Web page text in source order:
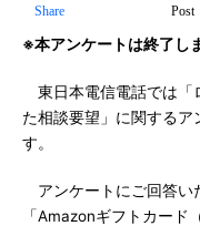
Share Post
※本アンケートは終了し
東日本電信電話では「
た相談要望」に関するア
す。
アンケートにご回答い
「Amazonギフトカード